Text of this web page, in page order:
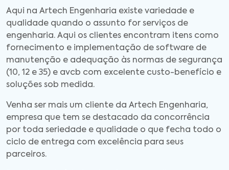
Aqui na Artech Engenharia existe variedade e
qualidade quando o assunto for serviços de
engenharia. Aqui os clientes encontram itens como
fornecimento e implementação de software de
manutenção e adequação às normas de segurança
(10, 12 e 35) e avcb com excelente custo-benefício e
soluções sob medida.
Venha ser mais um cliente da Artech Engenharia,
empresa que tem se destacado da concorrência
por toda seriedade e qualidade o que fecha todo o
ciclo de entrega com excelência para seus
parceiros.